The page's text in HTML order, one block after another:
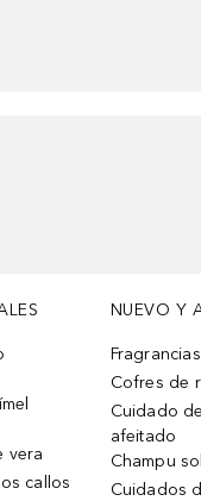
vera
callos
NUEVO Y
Cofres de
Cuidado
afeitado
Champu
Cuidados